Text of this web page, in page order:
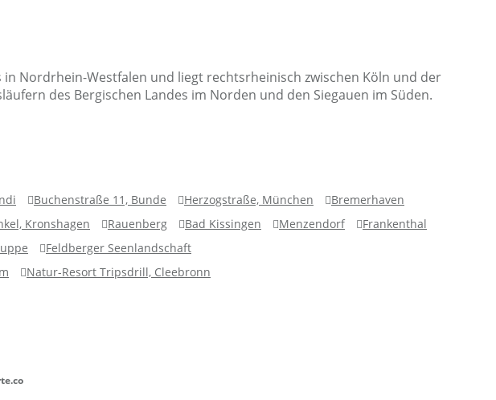
Nordrhein-Westfalen und liegt rechtsrheinisch zwischen Köln und der
des Bergischen Landes im Norden und den Siegauen im Süden.
Buchenstraße 11, Bunde Herzogstraße, München
Bremerhaven
Kronshagen Rauenberg Bad Kissingen Menzendorf
Frankenthal
Feldberger Seenlandschaft
Natur-Resort Tripsdrill, Cleebronn